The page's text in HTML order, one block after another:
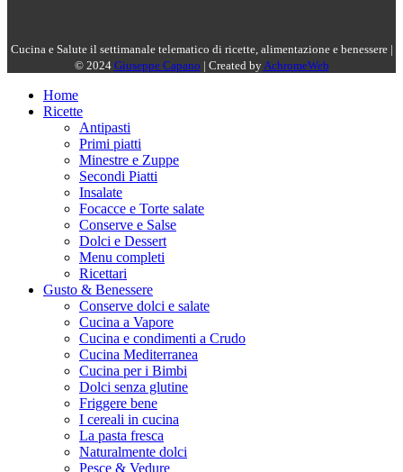
Cucina e Salute il settimanale telematico di ricette, alimentazione e benessere |
© 2024 Giuseppe Capano | Created by AchromeWeb
Home
Ricette
Antipasti
Primi piatti
Minestre e Zuppe
Secondi Piatti
Insalate
Focacce e Torte salate
Conserve e Salse
Dolci e Dessert
Menu completi
Ricettari
Gusto & Benessere
Conserve dolci e salate
Cucina a Vapore
Cucina e condimenti a Crudo
Cucina Mediterranea
Cucina per i Bimbi
Dolci senza glutine
Friggere bene
I cereali in cucina
La pasta fresca
Naturalmente dolci
Pesce & Vedure